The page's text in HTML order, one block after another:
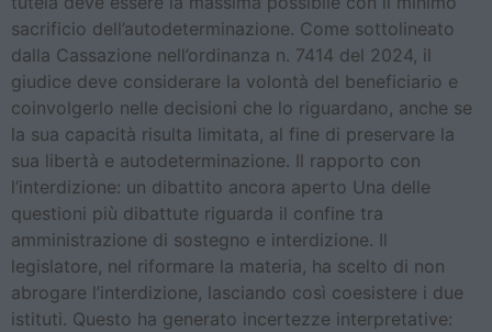
sacrificio dell’autodeterminazione. Come sottolineato
dalla Cassazione nell’ordinanza n. 7414 del 2024, il
giudice deve considerare la volontà del beneficiario e
coinvolgerlo nelle decisioni che lo riguardano, anche se
la sua capacità risulta limitata, al fine di preservare la
sua libertà e autodeterminazione. Il rapporto con
l’interdizione: un dibattito ancora aperto Una delle
questioni più dibattute riguarda il confine tra
amministrazione di sostegno e interdizione. Il
legislatore, nel riformare la materia, ha scelto di non
abrogare l’interdizione, lasciando così coesistere i due
istituti. Questo ha generato incertezze interpretative: